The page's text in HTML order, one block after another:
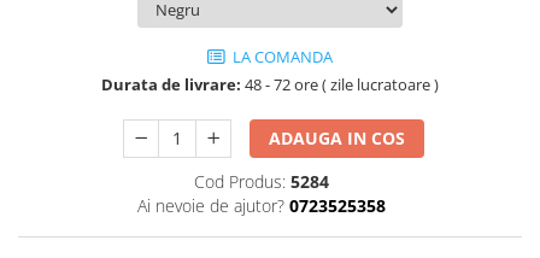
Vizibilitate înalta hi-vis
îmbrăcăminte asistente/doctori
îmbrăcăminte bucătari
înaltă vizibilitate hi-vis
Jachete
LA COMANDA
Durata de livrare: 48 - 72 ore ( zile lucratoare )
ADAUGA IN COS
Cod Produs: 5284
Ai nevoie de ajutor? 0723525358